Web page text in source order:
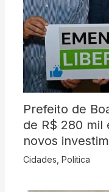
Prefeito de
de R$ 280 mil
novos
Cidades Politica